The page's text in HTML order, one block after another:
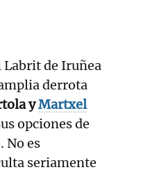
Labrit de Iruñea
derrota
yMartxel
opciones de
No es
seriamente